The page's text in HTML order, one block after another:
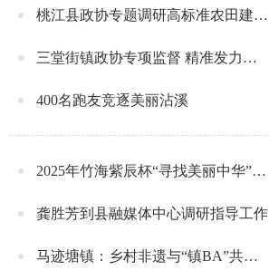
桃江县政协专题调研高标准农田建设与秸秆综合利用工作
三堂街镇政协专项监督 精准发力推动秸秆“变废为宝”
400名跑友竞逐美丽沾溪
2025年竹海紫辰杯“寻找美丽中华”全国旅游城市定向系列赛桃江站开赛
龚胜芳到县融媒体中心调研指导工作
马迹塘镇：乡村非遗与“镇BA”共燃国庆